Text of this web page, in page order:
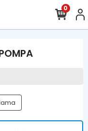
0